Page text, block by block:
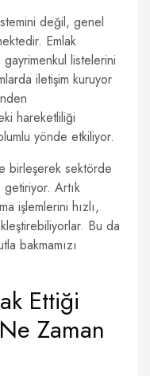
değil, genel
Emlak
listelerini
iletişim kuruyor
hareketliliği
yönde etkiliyor.
birleşerek sektörde
Artık
işlemlerini hızlı,
Bu da
bakmamızı
Ettiği
Zaman